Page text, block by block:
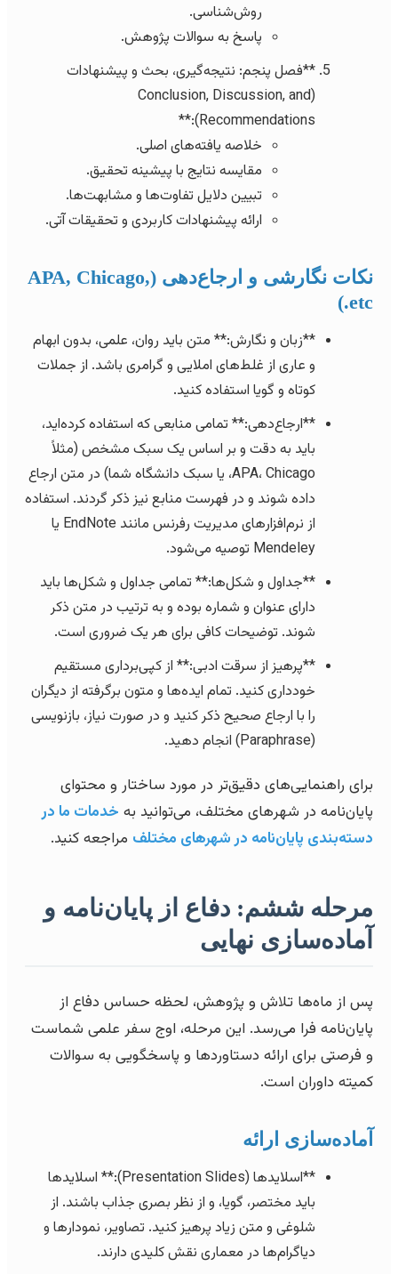
روش‌شناسی.
پاسخ به سوالات پژوهش.
**فصل پنجم: نتیجه‌گیری، بحث و پیشنهادات
(Conclusion, Discussion, and
Recommendations):**
خلاصه یافته‌های اصلی.
مقایسه نتایج با پیشینه تحقیق.
تبیین دلایل تفاوت‌ها و مشابهت‌ها.
ارائه پیشنهادات کاربردی و تحقیقات آتی.
نکات نگارشی و ارجاع‌دهی (APA, Chicago,
etc.)
**زبان و نگارش:** متن باید روان، علمی، بدون ابهام
و عاری از غلط‌های املایی و گرامری باشد. از جملات
کوتاه و گویا استفاده کنید.
**ارجاع‌دهی:** تمامی منابعی که استفاده کرده‌اید،
باید به دقت و بر اساس یک سبک مشخص (مثلاً
APA، Chicago، یا سبک دانشگاه شما) در متن ارجاع
داده شوند و در فهرست منابع نیز ذکر گردند. استفاده
از نرم‌افزارهای مدیریت رفرنس مانند EndNote یا
Mendeley توصیه می‌شود.
**جداول و شکل‌ها:** تمامی جداول و شکل‌ها باید
دارای عنوان و شماره بوده و به ترتیب در متن ذکر
شوند. توضیحات کافی برای هر یک ضروری است.
**پرهیز از سرقت ادبی:** از کپی‌برداری مستقیم
خودداری کنید. تمام ایده‌ها و متون برگرفته از دیگران
را با ارجاع صحیح ذکر کنید و در صورت نیاز، بازنویسی
(Paraphrase) انجام دهید.
برای راهنمایی‌های دقیق‌تر در مورد ساختار و محتوای
پایان‌نامه در شهرهای مختلف، می‌توانید به خدمات ما در
دسته‌بندی پایان‌نامه در شهرهای مختلف مراجعه کنید.
مرحله ششم: دفاع از پایان‌نامه و
آماده‌سازی نهایی
پس از ماه‌ها تلاش و پژوهش، لحظه حساس دفاع از
پایان‌نامه فرا می‌رسد. این مرحله، اوج سفر علمی شماست
و فرصتی برای ارائه دستاوردها و پاسخگویی به سوالات
کمیته داوران است.
آماده‌سازی ارائه
**اسلایدها (Presentation Slides):** اسلایدها
باید مختصر، گویا، و از نظر بصری جذاب باشند. از
شلوغی و متن زیاد پرهیز کنید. تصاویر، نمودارها و
دیاگرام‌ها در معماری نقش کلیدی دارند.